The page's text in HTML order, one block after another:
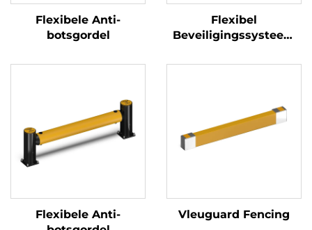
Flexibele Anti-
botsgordel
Flexibel
Beveiligingssysteem
Flexibele Anti-
Vleuguard Fencing